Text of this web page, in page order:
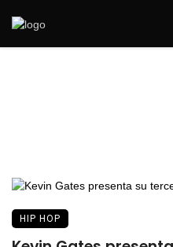
HIP HOP